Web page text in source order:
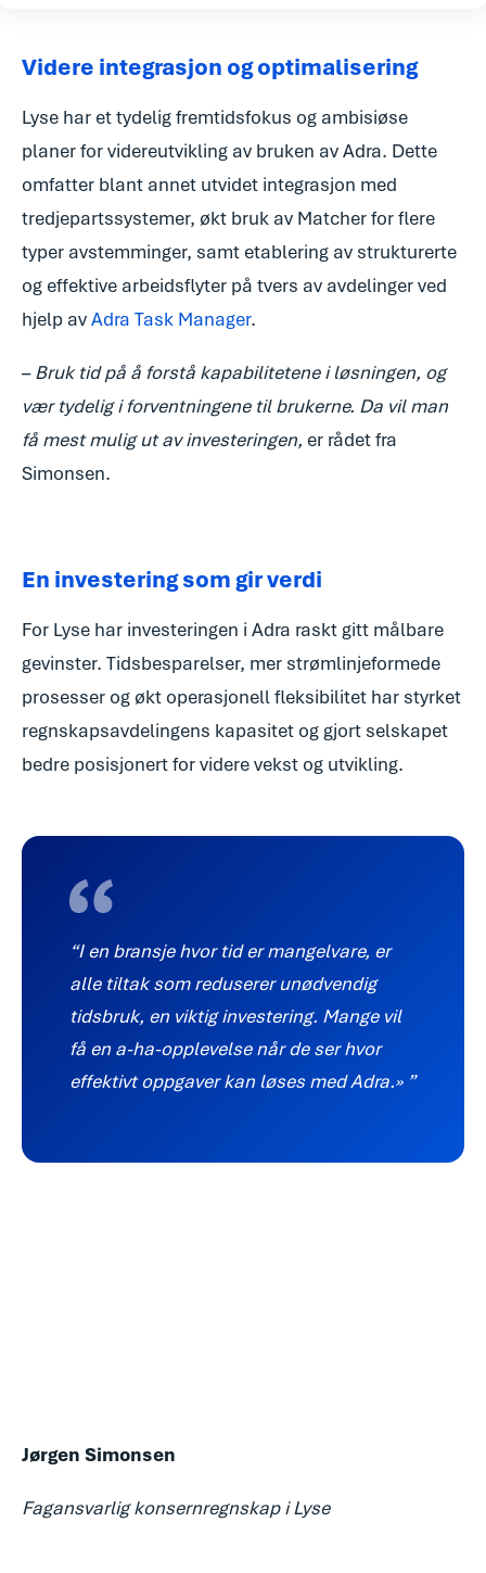
Videre integrasjon og optimalisering
Lyse har et tydelig fremtidsfokus og ambisiøse
planer for videreutvikling av bruken av Adra. Dette
omfatter blant annet utvidet integrasjon med
tredjepartssystemer, økt bruk av Matcher for flere
typer avstemminger, samt etablering av strukturerte
og effektive arbeidsflyter på tvers av avdelinger ved
hjelp avAdra Task Manager.
–Bruk tid på å forstå kapabilitetene i løsningen, og
vær tydelig i forventningene til brukerne. Da vil man
få mest mulig ut av investeringen, er rådet fra
Simonsen.
En investering som gir verdi
For Lyse har investeringen i Adra raskt gitt målbare
gevinster. Tidsbesparelser, mer strømlinjeformede
prosesser og økt operasjonell fleksibilitet har styrket
regnskapsavdelingens kapasitet og gjort selskapet
bedre posisjonert for videre vekst og utvikling.
I en bransje hvor tid er mangelvare, er
alle tiltak som reduserer unødvendig
tidsbruk, en viktig investering. Mange vil
få en a-ha-opplevelse når de ser hvor
effektivt oppgaver kan løses med Adra.»
Jørgen Simonsen
Fagansvarlig konsernregnskap i Lyse